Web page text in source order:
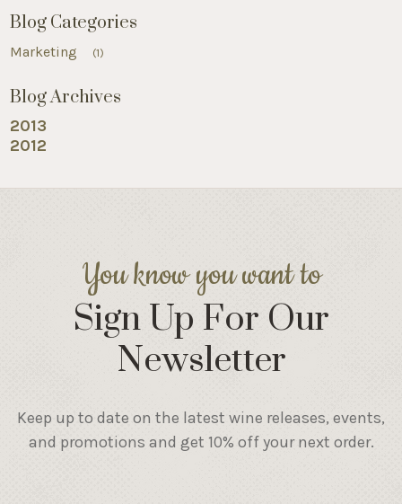
Blog Categories
Marketing (1)
Blog Archives
2013
2012
You know you want to
Sign Up For Our
Newsletter
Keep up to date on the latest wine releases, events,
and promotions and get 10% off your next order.